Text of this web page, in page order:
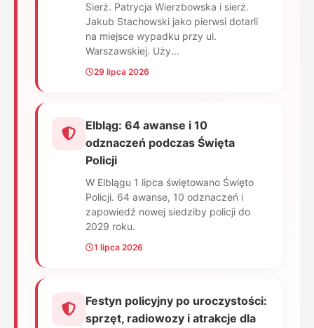
Sierż. Patrycja Wierzbowska i sierż.
Jakub Stachowski jako pierwsi dotarli
na miejsce wypadku przy ul.
Warszawskiej. Uży...
29 lipca 2026
Elbląg: 64 awanse i 10
odznaczeń podczas Święta
Policji
W Elblągu 1 lipca świętowano Święto
Policji. 64 awanse, 10 odznaczeń i
zapowiedź nowej siedziby policji do
2029 roku.
1 lipca 2026
Festyn policyjny po uroczystości:
sprzęt, radiowozy i atrakcje dla